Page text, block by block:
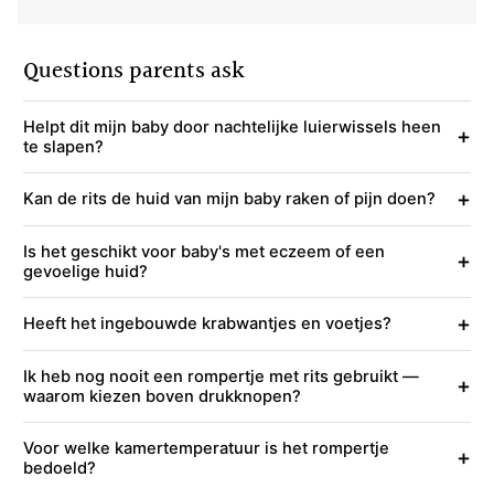
Questions parents ask
Helpt dit mijn baby door nachtelijke luierwissels heen
te slapen?
+
Kan de rits de huid van mijn baby raken of pijn doen? +
Is het geschikt voor baby's met eczeem of een
gevoelige huid?
+
Heeft het ingebouwde krabwantjes en voetjes? +
Ik heb nog nooit een rompertje met rits gebruikt —
waarom kiezen boven drukknopen?
+
Voor welke kamertemperatuur is het rompertje
bedoeld?
+